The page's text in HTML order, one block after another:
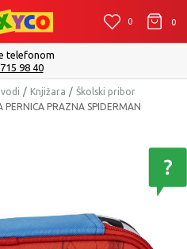
0 0
telefonom
98 40
Knjižara
Školski pribor
PERNICA PRAZNA SPIDERMAN